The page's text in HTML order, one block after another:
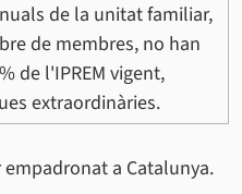
de la unitat familiar,
de membres, no han
de l'IPREM vigent,
extraordinàries.
empadronat a Catalunya.